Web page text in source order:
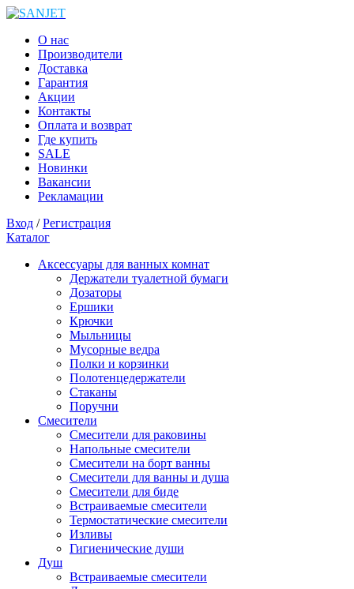
О нас
Производители
Доставка
Гарантия
Акции
Контакты
Оплата и возврат
Где купить
SALE
Новинки
Вакансии
Рекламации
Вход /Регистрация
Каталог
Аксессуары для ванных комнат
Держатели туалетной бумаги
Дозаторы
Ершики
Крючки
Мыльницы
Мусорные ведра
Полки и корзинки
Полотенцедержатели
Стаканы
Поручни
Смесители
Смесители для раковины
Напольные смесители
Смесители на борт ванны
Смесители для ванны и душа
Смесители для биде
Встраиваемые смесители
Термостатические смесители
Изливы
Гигиенические души
Душ
Встраиваемые смесители